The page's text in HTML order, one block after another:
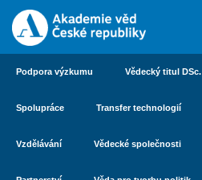
Podpora výzkumu Vědecký titul DSc.
Spolupráce Transfer technologií
Vzdělávání Vědecké společnosti